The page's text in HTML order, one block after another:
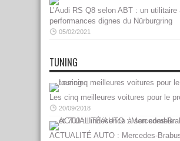
L’Audi RS Q8 selon ABT : un utilitaire
performances dignes du Nürburgring
05/02/2021
TUNING
Les cinq meilleures voitures pour le
20/09/2018
ACTUALITÉ AUTO : Mercedes-